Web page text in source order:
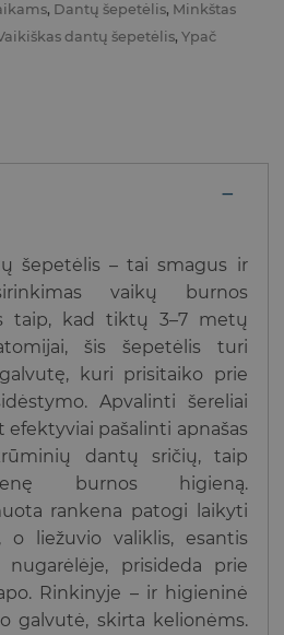
, Dantų šepetėlis, Minkštas
dantų šepetėlis, Ypač
šepetėlis – tai smagus ir
vaikų burnos
taip, kad tiktų 3–7 metų
šis šepetėlis turi
kuri prisitaiko prie
Apvalinti šereliai
efektyviai pašalinti apnašas
dantų sričių, taip
burnos higieną.
rankena patogi laikyti
o liežuvio valiklis, esantis
nugarėlėje, prisideda prie
Rinkinyje – ir higieninė
galvutė, skirta kelionėms.